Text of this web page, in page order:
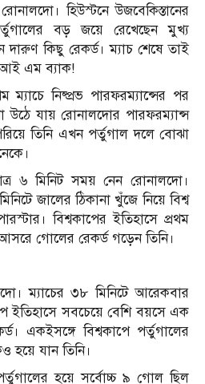
হিউস্টনে উজবেকিস্তানের
বড় জয়ে রেখেছেন মুখ্য
কিছু রেকর্ড। ম্যাচ শেষে তাই
আই এম ব্যাক!
ম্যাচে নিষ্প্রভ পারফরম্যান্সের পর
উঠে যায় রোনালদোর পারফরম্যান্স
তিনি এখন পর্তুগাল দলে বোঝা
৬ মিনিট সময় নেন রোনালদো।
জালের ঠিকানা খুঁজে নিয়ে বিশ্ব
বিশ্বকাপের ইতিহাসে প্রথম
গোলের রেকর্ড গড়েন তিনি।
ম্যাচের ৩৮ মিনিটে আরেকবার
ইতিহাসে সবচেয়ে বেশি বয়সে এক
একইসঙ্গে বিশ্বকাপে পর্তুগালের
হয়ে যান তিনি।
হয়ে সর্বোচ্চ ৯ গোল ছিল